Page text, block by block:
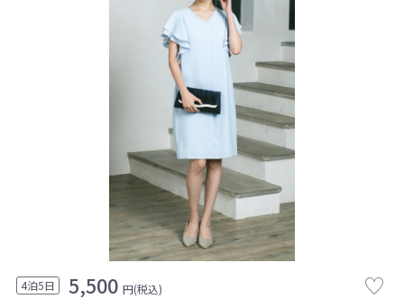
4泊5日 5,500 円(税込)